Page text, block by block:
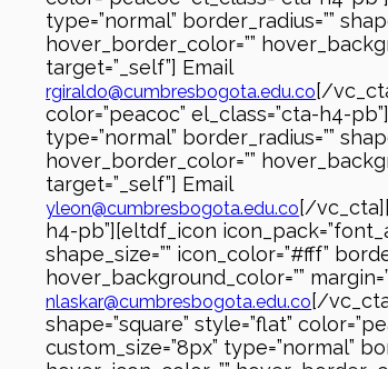
type=”normal” border_radius=””
hover_border_color=””
target=”_self”] Email
rgiraldo@cumbresbogota.edu.co [/
color=”peacoc” el_class=”cta-h4-
type=”normal” border_radius=””
hover_border_color=””
target=”_self”] Email
yleon@cumbresbogota.edu.co [/
h4-pb”][eltdf_icon
shape_size=”” icon_color=”#fff”
hover_background_color=””
nlaskar@cumbresbogota.edu.co [/
shape=”square” style=”flat”
custom_size=”8px” type=”normal”